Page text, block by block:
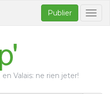
Publier
Valais: ne rien jeter!